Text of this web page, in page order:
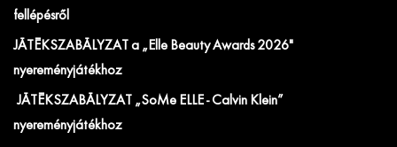
fellépésről
JÁTÉKSZABÁLYZAT a „Elle Beauty Awards 2026"
nyereményjátékhoz
JÁTÉKSZABÁLYZAT „SoMe ELLE - Calvin Klein”
nyereményjátékhoz